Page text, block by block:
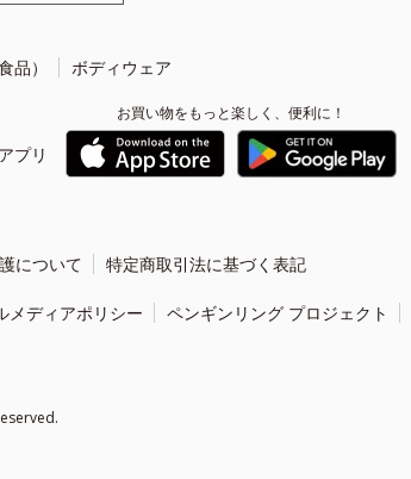
品） ボディウェア
プリ
お買い物をもっと楽しく、便利に！
について 特定商取引法に基づく表記
メディアポリシー ペンギンリング プロジェクト